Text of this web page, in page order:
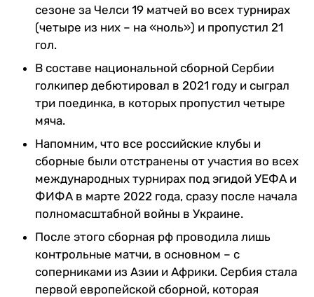
сезоне за Челси 19 матчей во всех турнирах
(четыре из них – на «ноль») и пропустил 21
гол.
В составе национальной сборной Сербии
голкипер дебютировал в 2021 году и сыграл
три поединка, в которых пропустил четыре
мяча.
Напомним, что все российские клубы и
сборные были отстранены от участия во всех
международных турнирах под эгидой УЕФА и
ФИФА в марте 2022 года, сразу после начала
полномасштабной войны в Украине.
После этого сборная рф проводила лишь
контрольные матчи, в основном – с
соперниками из Азии и Африки. Сербия стала
первой европейской сборной, которая